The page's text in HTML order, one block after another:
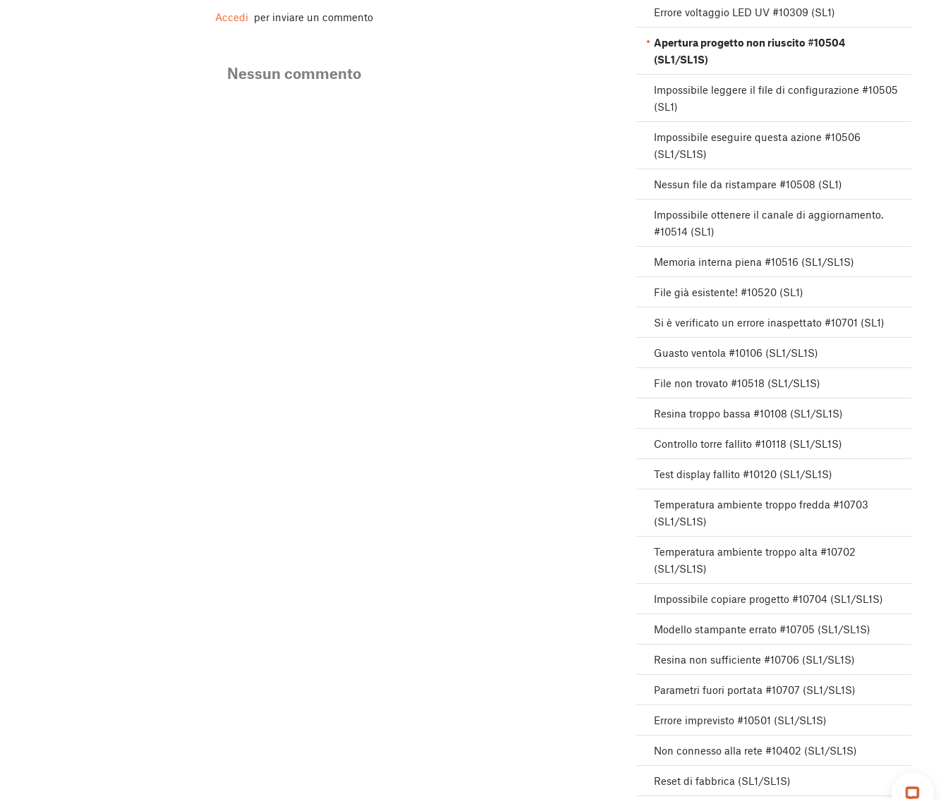
Accedi per inviare un commento
Nessun commento
Errore voltaggio LED UV #10309 (SL1)
Apertura progetto non riuscito #10504
(SL1/SL1S)
Impossibile leggere il file di configurazione #10505
(SL1)
Impossibile eseguire questa azione #10506
(SL1/SL1S)
Nessun file da ristampare #10508 (SL1)
Impossibile ottenere il canale di aggiornamento.
#10514 (SL1)
Memoria interna piena #10516 (SL1/SL1S)
File già esistente! #10520 (SL1)
Si è verificato un errore inaspettato #10701 (SL1)
Guasto ventola #10106 (SL1/SL1S)
File non trovato #10518 (SL1/SL1S)
Resina troppo bassa #10108 (SL1/SL1S)
Controllo torre fallito #10118 (SL1/SL1S)
Test display fallito #10120 (SL1/SL1S)
Temperatura ambiente troppo fredda #10703
(SL1/SL1S)
Temperatura ambiente troppo alta #10702
(SL1/SL1S)
Impossibile copiare progetto #10704 (SL1/SL1S)
Modello stampante errato #10705 (SL1/SL1S)
Resina non sufficiente #10706 (SL1/SL1S)
Parametri fuori portata #10707 (SL1/SL1S)
Errore imprevisto #10501 (SL1/SL1S)
Non connesso alla rete #10402 (SL1/SL1S)
Reset di fabbrica (SL1/SL1S)